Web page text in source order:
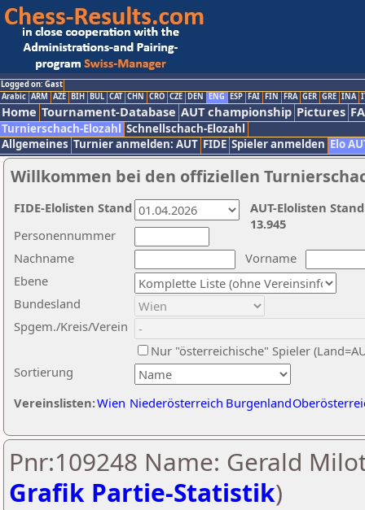
Logged on: Gast
Arabic ARM AZE BIH BUL CAT CHN CRO CZE DEN ENG ESP FAI FIN FRA GER GRE INA
Home Tournament-Database AUT championship Pictures
Turnierschach-Elozahl Schnellschach-Elozahl
Allgemeines Turnier anmelden: AUT FIDE Spieler anmelden Elo
Willkommen bei den offiziellen
Nachname
Vorname
Ebene
Sortierung
Personennummer
Bundesland
Spgem./Kreis/Verein
Nur "österreichische" Spieler
Vereinslisten:Wien Niederösterreich Burgenland
AUT-Elolisten
13.945
FIDE-Elolisten Stand
Pnr:109248 Name: Gerald
Grafik Partie-Statistik)